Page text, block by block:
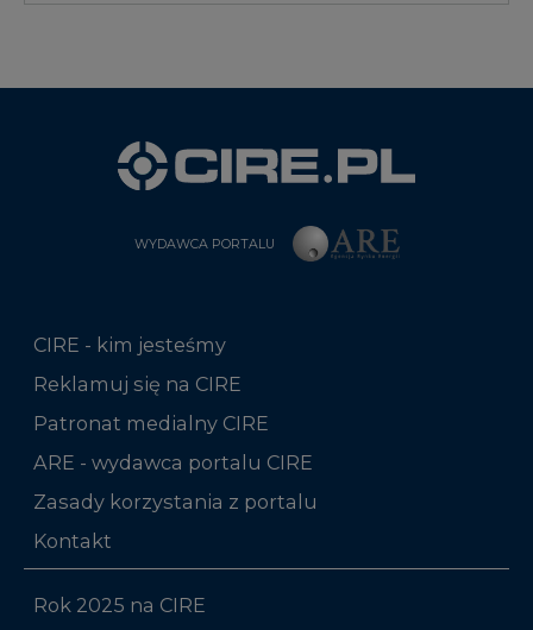
WYDAWCA PORTALU
CIRE - kim jesteśmy
Reklamuj się na CIRE
Patronat medialny CIRE
ARE - wydawca portalu CIRE
Zasady korzystania z portalu
Kontakt
Rok 2025 na CIRE